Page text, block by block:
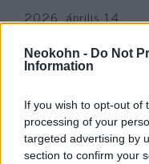
Neokohn - Do Not
Information
If you wish to opt-out of
processing of your
targeted advertising by
section to confirm your
2026. április 14.